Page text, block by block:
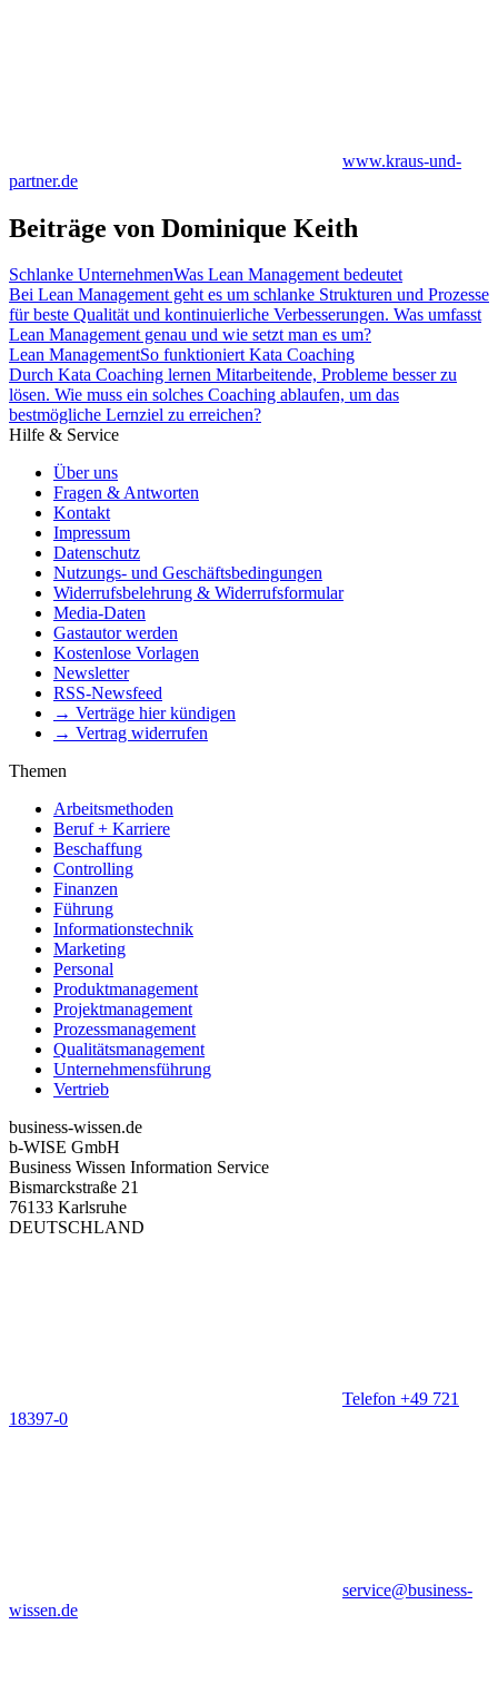
www.kraus-und-
partner.de
Beiträge von Dominique Keith
Schlanke UnternehmenWas Lean Management bedeutet
Bei Lean Management geht es um schlanke Strukturen und Prozesse
für beste Qualität und kontinuierliche Verbesserungen. Was umfasst
Lean Management genau und wie setzt man es um?
Lean ManagementSo funktioniert Kata Coaching
Durch Kata Coaching lernen Mitarbeitende, Probleme besser zu
lösen. Wie muss ein solches Coaching ablaufen, um das
bestmögliche Lernziel zu erreichen?
Hilfe & Service
Über uns
Fragen & Antworten
Kontakt
Impressum
Datenschutz
Nutzungs- und Geschäftsbedingungen
Widerrufsbelehrung & Widerrufsformular
Media-Daten
Gastautor werden
Kostenlose Vorlagen
Newsletter
RSS-Newsfeed
→ Verträge hier kündigen
→ Vertrag widerrufen
Themen
Arbeitsmethoden
Beruf + Karriere
Beschaffung
Controlling
Finanzen
Führung
Informationstechnik
Marketing
Personal
Produktmanagement
Projektmanagement
Prozessmanagement
Qualitätsmanagement
Unternehmensführung
Vertrieb
business-wissen.de
b-WISE GmbH
Business Wissen Information Service
Bismarckstraße 21
76133 Karlsruhe
DEUTSCHLAND
Telefon +49 721
18397-0
service@business-
wissen.de